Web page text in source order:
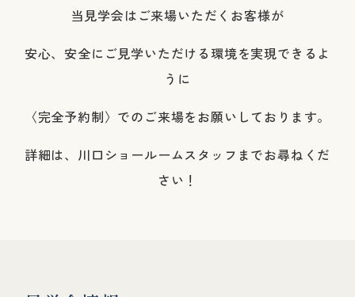
当見学会はご来場いただくお客様が
安心、安全にご見学いただける環境を実現できるよ
うに
〈完全予約制〉でのご来場をお願いしております。
詳細は、川口ショールームスタッフまでお尋ねくだ
さい！